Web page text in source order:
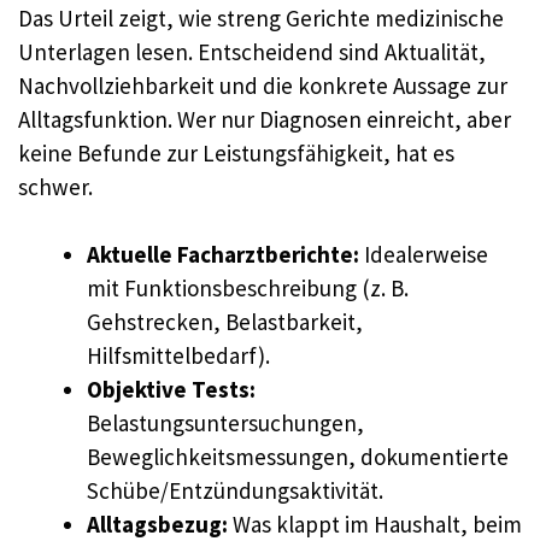
Das Urteil zeigt, wie streng Gerichte medizinische
Unterlagen lesen. Entscheidend sind Aktualität,
Nachvollziehbarkeit und die konkrete Aussage zur
Alltagsfunktion. Wer nur Diagnosen einreicht, aber
keine Befunde zur Leistungsfähigkeit, hat es
schwer.
Aktuelle Facharztberichte: Idealerweise
mit Funktionsbeschreibung (z. B.
Gehstrecken, Belastbarkeit,
Hilfsmittelbedarf).
Objektive Tests:
Belastungsuntersuchungen,
Beweglichkeitsmessungen, dokumentierte
Schübe/Entzündungsaktivität.
Alltagsbezug: Was klappt im Haushalt, beim